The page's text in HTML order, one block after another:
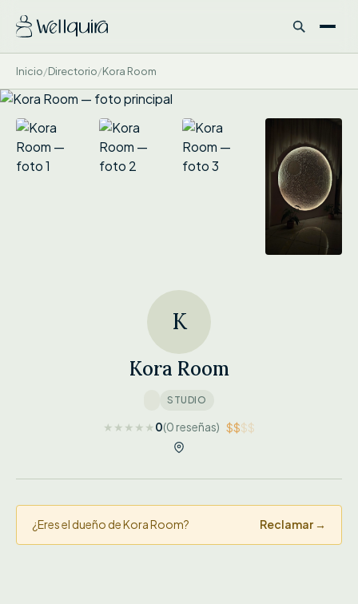
Inicio/Directorio/Kora Room
K
Kora Room
STUDIO
★ ★ ★ ★ ★0(0 reseñas) $$$$
¿Eres el dueño de Kora Room? Reclamar →